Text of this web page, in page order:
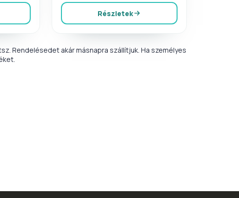
Részletek
Rendelésedet akár másnapra szállítjuk. Ha személyes